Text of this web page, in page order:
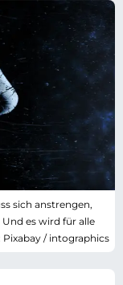
sich anstrengen,
es wird für alle
Pixabay / intographics